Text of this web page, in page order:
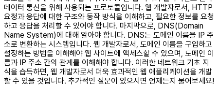
데이터 통신을 위해 사용되는 프로토콜입니다. 웹 개발자로서, HTTP
요청과 응답에 대한 구조와 동작 방식을 이해하고, 필요한 정보를 요청
하고 응답을 처리할 수 있어야 합니다. 마지막으로, DNS(Domain
Name System)에 대해 알아야 합니다. DNS는 도메인 이름을 IP 주
소로 변환하는 시스템입니다. 웹 개발자로서, 도메인 이름을 구입하고
설정하는 방법을 이해해야 웹 사이트에 액세스할 수 있으며, 도메인 이
름과 IP 주소 간의 관계를 이해해야 합니다. 이러한 네트워크 기초 지
식을 습득하면, 웹 개발자로서 더욱 효과적인 웹 애플리케이션을 개발
할 수 있을 것입니다. 추가적인 질문이 있으시면 언제든지 물어보세요!